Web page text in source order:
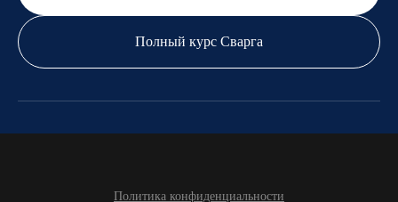
Полный курс Сварга
Политика конфиденциальности